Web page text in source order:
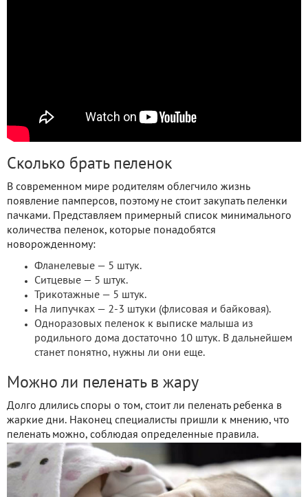
Сколько брать пеленок
В современном мире родителям облегчило жизнь
появление памперсов, поэтому не стоит закупать пеленки
пачками. Представляем примерный список минимального
количества пеленок, которые понадобятся
новорожденному:
Фланелевые — 5 штук.
Ситцевые — 5 штук.
Трикотажные — 5 штук.
На липучках — 2-3 штуки (флисовая и байковая).
Одноразовых пеленок к выписке малыша из
родильного дома достаточно 10 штук. В дальнейшем
станет понятно, нужны ли они еще.
Можно ли пеленать в жару
Долго длились споры о том, стоит ли пеленать ребенка в
жаркие дни. Наконец специалисты пришли к мнению, что
пеленать можно, соблюдая определенные правила.